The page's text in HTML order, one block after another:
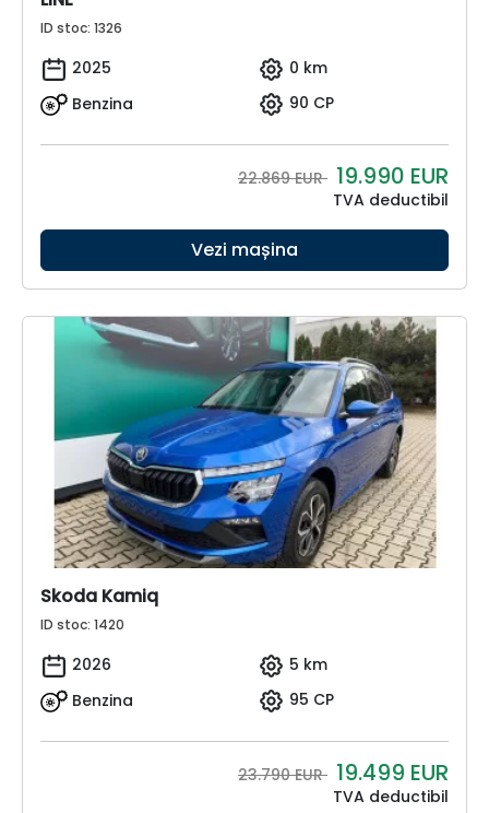
ID stoc: 1326
2025
0 km
Benzina
90 CP
22.869 EUR 19.990 EUR
TVA deductibil
Vezi mașina
Skoda Kamiq
ID stoc: 1420
2026
5 km
Benzina
95 CP
23.790 EUR 19.499 EUR
TVA deductibil